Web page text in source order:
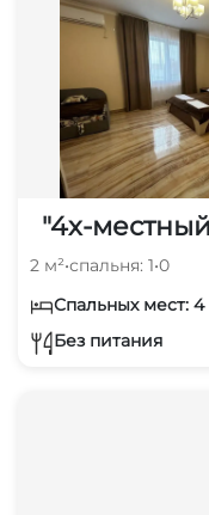
"4х-
2 м²•спальня: 1•0
Спальных мест: 4
Без питания